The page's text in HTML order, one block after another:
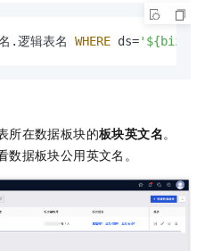
.逻辑表名 WHERE ds=
所在数据板块的板块英文名。
据板块公用英文名。